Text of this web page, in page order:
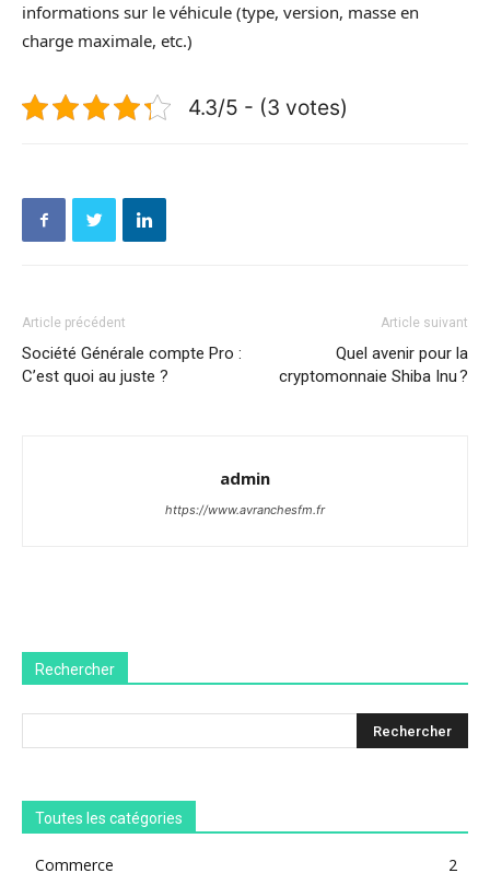
informations sur le véhicule (type, version, masse en
charge maximale, etc.)
4.3/5 - (3 votes)
Article précédent
Société Générale compte Pro :
C’est quoi au juste ?
Article suivant
Quel avenir pour la
cryptomonnaie Shiba Inu ?
admin
https://www.avranchesfm.fr
Rechercher
Toutes les catégories
Commerce
2